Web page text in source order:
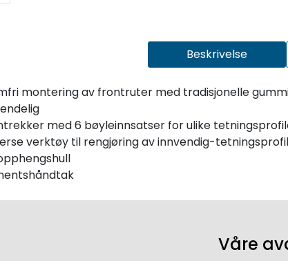
Beskrivelse
montering av frontruter med tradisjonelle
med 6 bøyleinnsatser for ulike
verktøy til rengjøring av innvendig-
Våre